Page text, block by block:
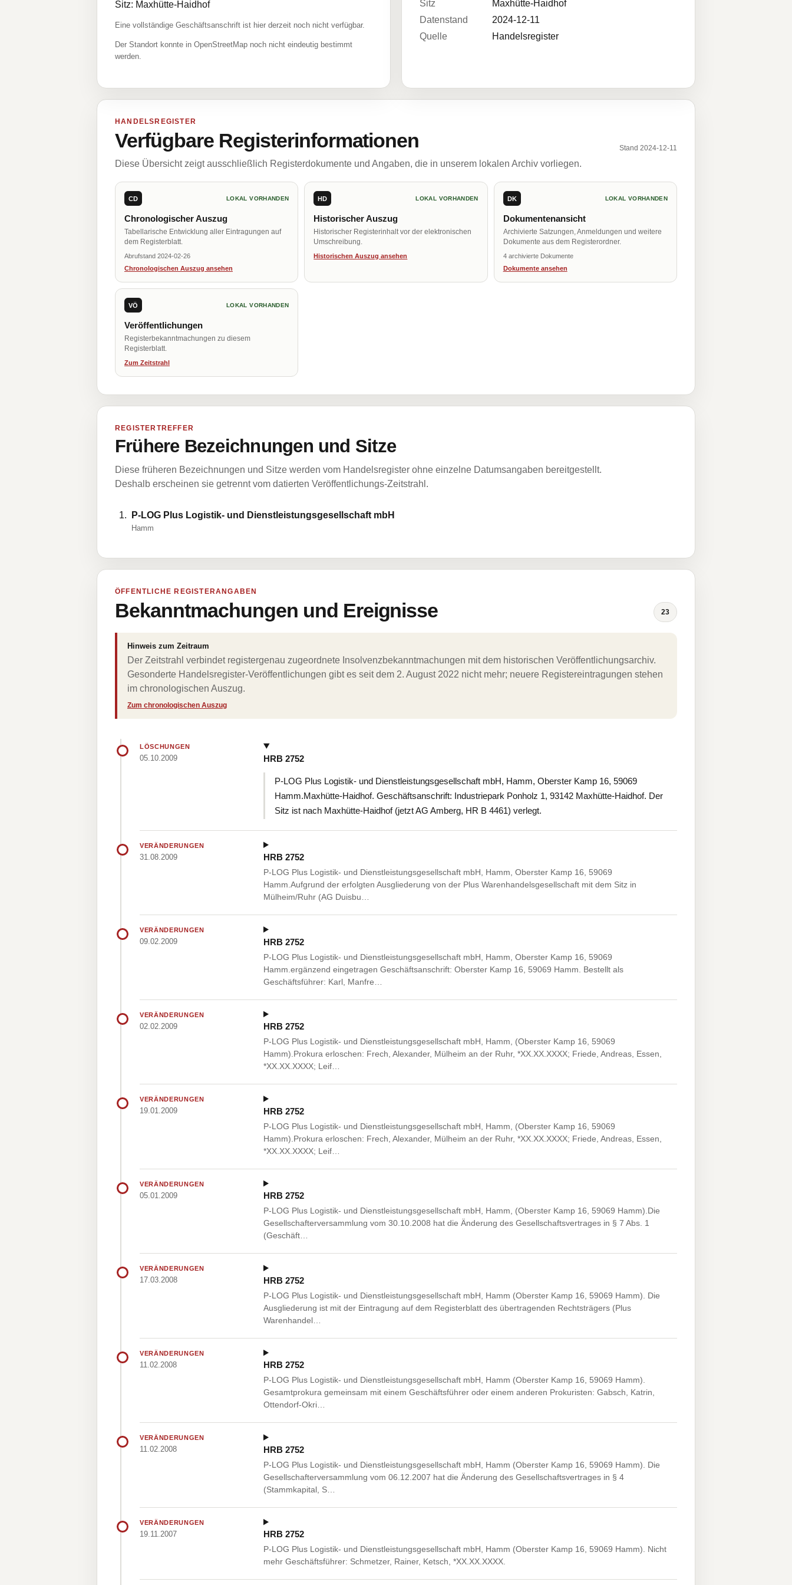
Sitz: Maxhütte-Haidhof
Eine vollständige Geschäftsanschrift ist hier derzeit noch nicht verfügbar.
Der Standort konnte in OpenStreetMap noch nicht eindeutig bestimmt
werden.
Sitz
Maxhütte-Haidhof
Datenstand
2024-12-11
Quelle
Handelsregister
HANDELSREGISTER
Verfügbare Registerinformationen Stand 2024-12-11
Diese Übersicht zeigt ausschließlich Registerdokumente und Angaben, die in unserem lokalen Archiv vorliegen.
CD LOKAL VORHANDEN
Chronologischer Auszug
Tabellarische Entwicklung aller Eintragungen auf
dem Registerblatt.
Abrufstand 2024-02-26
Chronologischen Auszug ansehen
HD LOKAL VORHANDEN
Historischer Auszug
Historischer Registerinhalt vor der elektronischen
Umschreibung.
Historischen Auszug ansehen
DK LOKAL VORHANDEN
Dokumentenansicht
Archivierte Satzungen, Anmeldungen und weitere
Dokumente aus dem Registerordner.
4 archivierte Dokumente
Dokumente ansehen
VÖ LOKAL VORHANDEN
Veröffentlichungen
Registerbekanntmachungen zu diesem
Registerblatt.
Zum Zeitstrahl
REGISTERTREFFER
Frühere Bezeichnungen und Sitze
Diese früheren Bezeichnungen und Sitze werden vom Handelsregister ohne einzelne Datumsangaben bereitgestellt.
Deshalb erscheinen sie getrennt vom datierten Veröffentlichungs-Zeitstrahl.
P-LOG Plus Logistik- und Dienstleistungsgesellschaft mbH
Hamm
ÖFFENTLICHE REGISTERANGABEN
Bekanntmachungen und Ereignisse 23
Hinweis zum Zeitraum
Der Zeitstrahl verbindet registergenau zugeordnete Insolvenzbekanntmachungen mit dem historischen Veröffentlichungsarchiv.
Gesonderte Handelsregister-Veröffentlichungen gibt es seit dem 2. August 2022 nicht mehr; neuere Registereintragungen stehen
im chronologischen Auszug.
Zum chronologischen Auszug
LÖSCHUNGEN
05.10.2009 HRB 2752
P-LOG Plus Logistik- und Dienstleistungsgesellschaft mbH, Hamm, Oberster Kamp 16, 59069
Hamm.Maxhütte-Haidhof. Geschäftsanschrift: Industriepark Ponholz 1, 93142 Maxhütte-Haidhof. Der
Sitz ist nach Maxhütte-Haidhof (jetzt AG Amberg, HR B 4461) verlegt.
VERÄNDERUNGEN
31.08.2009 HRB 2752
P-LOG Plus Logistik- und Dienstleistungsgesellschaft mbH, Hamm, Oberster Kamp 16, 59069
Hamm.Aufgrund der erfolgten Ausgliederung von der Plus Warenhandelsgesellschaft mit dem Sitz in
Mülheim/Ruhr (AG Duisbu…
VERÄNDERUNGEN
09.02.2009 HRB 2752
P-LOG Plus Logistik- und Dienstleistungsgesellschaft mbH, Hamm, Oberster Kamp 16, 59069
Hamm.ergänzend eingetragen Geschäftsanschrift: Oberster Kamp 16, 59069 Hamm. Bestellt als
Geschäftsführer: Karl, Manfre…
VERÄNDERUNGEN
02.02.2009 HRB 2752
P-LOG Plus Logistik- und Dienstleistungsgesellschaft mbH, Hamm, (Oberster Kamp 16, 59069
Hamm).Prokura erloschen: Frech, Alexander, Mülheim an der Ruhr, *XX.XX.XXXX; Friede, Andreas, Essen,
*XX.XX.XXXX; Leif…
VERÄNDERUNGEN
19.01.2009 HRB 2752
P-LOG Plus Logistik- und Dienstleistungsgesellschaft mbH, Hamm, (Oberster Kamp 16, 59069
Hamm).Prokura erloschen: Frech, Alexander, Mülheim an der Ruhr, *XX.XX.XXXX; Friede, Andreas, Essen,
*XX.XX.XXXX; Leif…
VERÄNDERUNGEN
05.01.2009 HRB 2752
P-LOG Plus Logistik- und Dienstleistungsgesellschaft mbH, Hamm, (Oberster Kamp 16, 59069 Hamm).Die
Gesellschafterversammlung vom 30.10.2008 hat die Änderung des Gesellschaftsvertrages in § 7 Abs. 1
(Geschäft…
VERÄNDERUNGEN
17.03.2008 HRB 2752
P-LOG Plus Logistik- und Dienstleistungsgesellschaft mbH, Hamm (Oberster Kamp 16, 59069 Hamm). Die
Ausgliederung ist mit der Eintragung auf dem Registerblatt des übertragenden Rechtsträgers (Plus
Warenhandel…
VERÄNDERUNGEN
11.02.2008 HRB 2752
P-LOG Plus Logistik- und Dienstleistungsgesellschaft mbH, Hamm (Oberster Kamp 16, 59069 Hamm).
Gesamtprokura gemeinsam mit einem Geschäftsführer oder einem anderen Prokuristen: Gabsch, Katrin,
Ottendorf-Okri…
VERÄNDERUNGEN
11.02.2008 HRB 2752
P-LOG Plus Logistik- und Dienstleistungsgesellschaft mbH, Hamm (Oberster Kamp 16, 59069 Hamm). Die
Gesellschafterversammlung vom 06.12.2007 hat die Änderung des Gesellschaftsvertrages in § 4
(Stammkapital, S…
VERÄNDERUNGEN
19.11.2007 HRB 2752
P-LOG Plus Logistik- und Dienstleistungsgesellschaft mbH, Hamm (Oberster Kamp 16, 59069 Hamm). Nicht
mehr Geschäftsführer: Schmetzer, Rainer, Ketsch, *XX.XX.XXXX.